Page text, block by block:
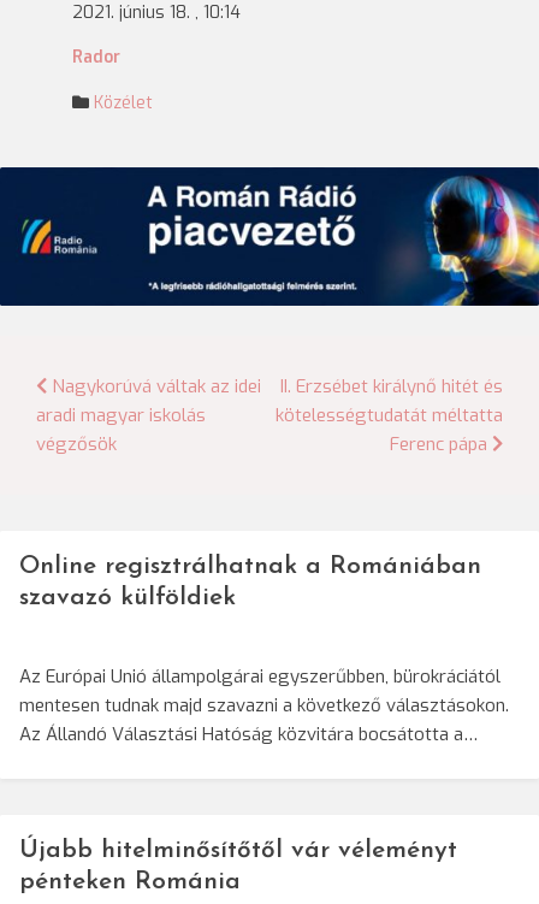
2021. június 18. , 10:14
Rador
Közélet
Bejegyzés
navigáció
Nagykorúvá váltak az idei
aradi magyar iskolás
végzősök
II. Erzsébet királynő hitét és
kötelességtudatát méltatta
Ferenc pápa
Online regisztrálhatnak a Romániában
szavazó külföldiek
Az Európai Unió állampolgárai egyszerűbben, bürokráciától
mentesen tudnak majd szavazni a következő választásokon.
Az Állandó Választási Hatóság közvitára bocsátotta a…
Újabb hitelminősítőtől vár véleményt
pénteken Románia